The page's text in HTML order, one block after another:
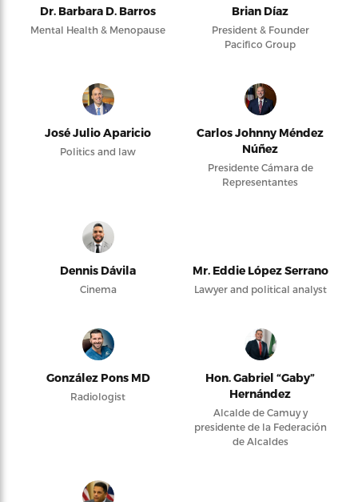
Dr. Barbara D. Barros
Mental Health & Menopause
Brian Díaz
President & Founder
Pacifico Group
José Julio Aparicio
Politics and law
Carlos Johnny Méndez
Núñez
Presidente Cámara de
Representantes
Dennis Dávila
Cinema
Mr. Eddie López Serrano
Lawyer and political analyst
González Pons MD
Radiologist
Hon. Gabriel “Gaby”
Hernández
Alcalde de Camuy y
presidente de la Federación
de Alcaldes